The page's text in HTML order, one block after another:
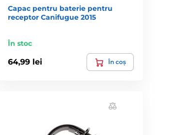
Capac pentru baterie pentru
receptor Canifugue 2015
În stoc
64,99 lei În coș